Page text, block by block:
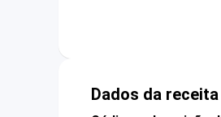
Dados da